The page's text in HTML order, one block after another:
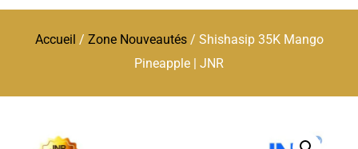
Accueil / Zone Nouveautés/ Shishasip 35K Mango
Pineapple | JNR